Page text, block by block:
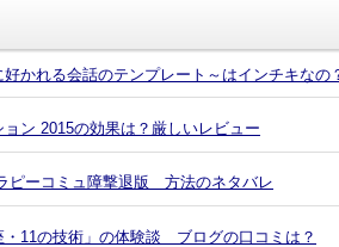
かれる会話のテンプレート～はインチキなの
ン 2015の効果は？厳しいレビュー
ピーコミュ障撃退版 方法のネタバレ
・11の技術」の体験談 ブログの口コミは？